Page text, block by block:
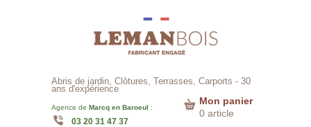
Abris de jardin, Clôtures, Terrasses, Carports - 30
ans d'expérience
Agence de Marcq en Baroeul :
03 20 31 47 37
Mon panier
0 article